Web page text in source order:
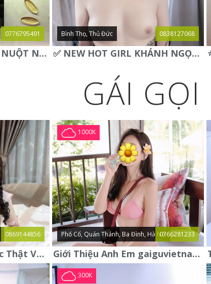
0776795491
❣️HÂN BABY❣️GỢI CẢM NUỘT NÀ DÁNG SON XINH XINH QUYẾN RŨ
Bình Thọ, Thủ Đức 0838127068
✅ NEW HOT GIRL KHÁNH NGỌC ✅ BODY CỰC NGON NÓNG
GÁI GỌI
0869144856
Diệp Anh Phố Cổ, Ngực Thật Vú To Thơm Tho Quyến Rũ
1000K
Phố Cổ, Quán Thánh, Ba Đình, Hà Nội0766281233
Giới Thiệu Anh Em gaiguvietnam.com Em Gái Gọi Cao Cấp Mới
300K